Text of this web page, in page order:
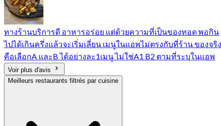
ทางร้านบริการดี อาหารอร่อย แต่ด้วยความที่เป็นของทอด พอกิน
ไปได้เกินครึ่งแล้วจะเริ่มเลี่ยน เมนูในแอพไม่ตรงกับที่ร้าน ของจริง
คือเลือกA และB ได้อย่างละ1เมนู ไม่ใช่A1 B2 ตามที่ระบุในแอพ
Voir plus d'avis
Meilleurs restaurants filtrés par cuisine